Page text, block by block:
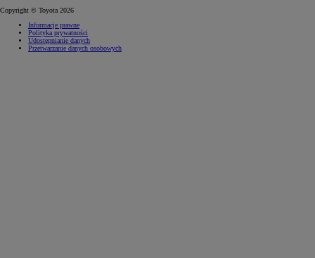
Copyright © Toyota 2026
Informacje prawne
Polityka prywatności
Udostępnianie danych
Przetwarzanie danych osobowych